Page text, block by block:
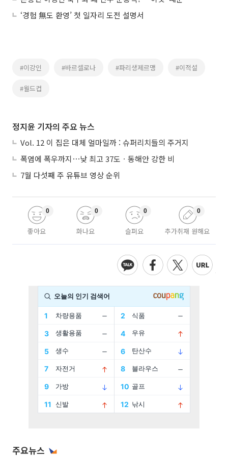
‘경험 無도 환영’ 첫 일자리 도전 설명서
#이강인 #바르셀로나 #파리생제르맹 #이적설
#월드컵
정지윤 기자의 주요 뉴스
Vol. 12 이 집은 대체 얼마일까 : 슈퍼리치들의 주거지
폭염에 폭우까지⋯낮 최고 37도ㆍ동해안 강한 비
7월 다섯째 주 유튜브 영상 순위
좋아요
0
화나요
0
슬퍼요
0
추가취재 원해요
0
주요뉴스